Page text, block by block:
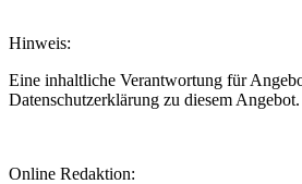
Hinweis:
Eine inhaltliche Verantwortung für
Datenschutzerklärung zu diesem Angebot.
Online Redaktion: